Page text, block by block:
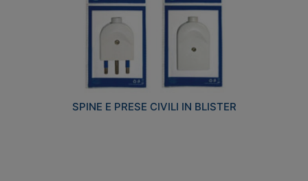
SPINE E PRESE CIVILI IN BLISTER